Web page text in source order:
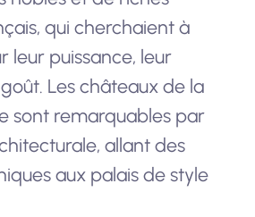
qui cherchaient à
leur puissance, leur
Les châteaux de la
sont remarquables par
allant des
aux palais de style